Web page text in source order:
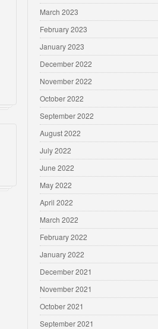
March 2023
February 2023
January 2023
December 2022
November 2022
October 2022
September 2022
August 2022
July 2022
June 2022
May 2022
April 2022
March 2022
February 2022
January 2022
December 2021
November 2021
October 2021
September 2021